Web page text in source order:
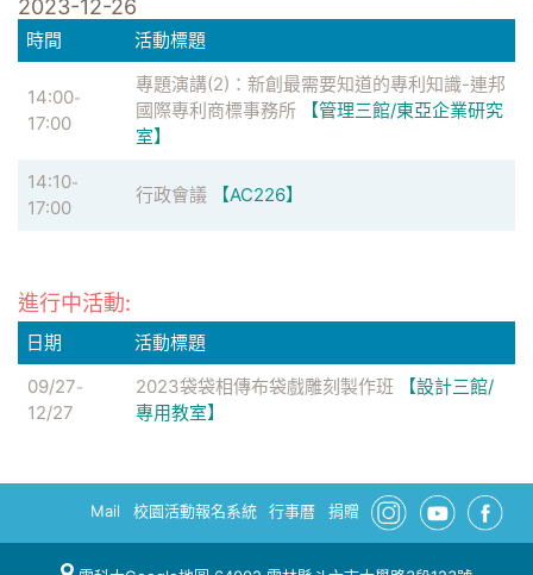
2023-12-26
時間 活動標題
14:00-
17:00
專題演講(2)：新創最需要知道的專利知識-連邦
國際專利商標事務所
【管理三館/東亞企業研究
室】
14:10-
17:00
行政會議 【AC226】
進行中活動:
日期
活動標題
09/27-
12/27
2023袋袋相傳布袋戲雕刻製作班
【設計三館/
專用教室】
Mail 校園活動報名系統 行事曆 捐贈